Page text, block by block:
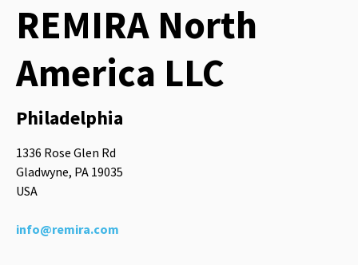
REMIRA North
America LLC
Philadelphia
1336 Rose Glen Rd
Gladwyne, PA 19035
USA
info@remira.com